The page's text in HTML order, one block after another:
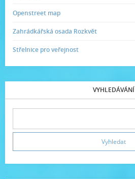
Openstreet map
Zahrádkářská osada Rozkvět
Střelnice pro veřejnost
VYHLEDÁVÁNÍ